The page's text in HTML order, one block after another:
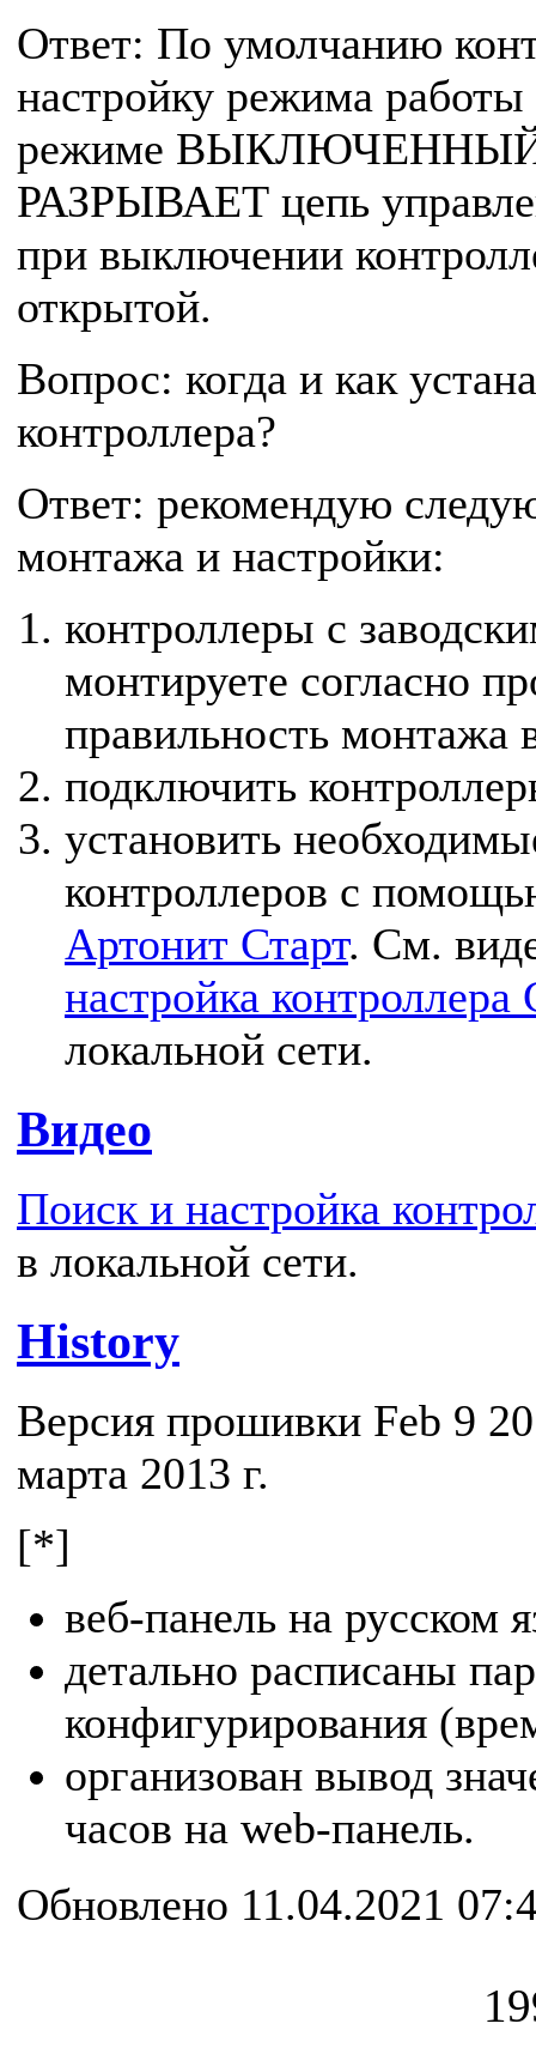
Ответ: По умолчанию
настройку режима
режиме ВЫКЛЮЧЕННЫЙ
РАЗРЫВАЕТ цепь
при выключении
открытой.
Вопрос: когда и как
контроллера?
Ответ: рекомендую
монтажа и настройки:
контроллеры с
монтируете согласно
правильность монтажа
подключить
установить
контроллеров с
Артонит Старт. См.
настройка
локальной сети.
Видео
Поиск и настройка
в локальной сети.
History
Версия прошивки Feb 9
марта 2013 г.
[*]
веб-панель на русском
детально расписаны
конфигурирования
организован вывод
часов на web-панель.
Обновлено 11.04.2021